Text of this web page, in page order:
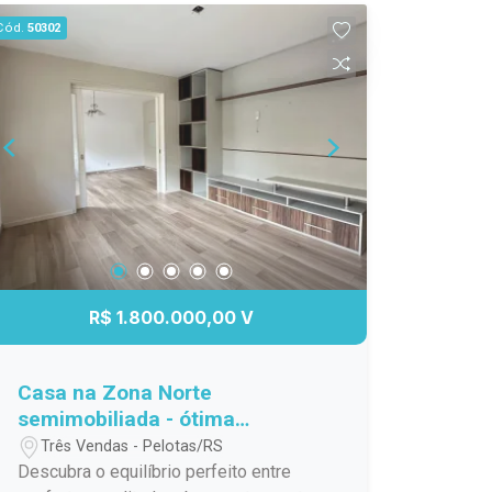
centro da cidade oferece. O imóvel
conta com: 03 dormitórios; Apartamento
térreo, proporcionando mais
comodidade e acessibilidade; Sacada;
Ambientes bem iluminados e
ensolarados; Excelente localização,
com fácil acesso a supermercados,
farmácias, escolas, comércio, serviços
e transporte público. Ideal para famílias,
idosos ou para quem valoriza a
facilidade de viver em uma região
central, com tudo ao seu alcance. Entre
em contato e agende uma visita.
de adquirir um apartamento bem
localizado em uma das regiões mais
tradicionais de Pelotas.
50302
R$ 1.800.000,00 V
Casa na Zona Norte
semimobiliada - ótima
localização!
Três Vendas - Pelotas/RS
Descubra o equilíbrio perfeito entre